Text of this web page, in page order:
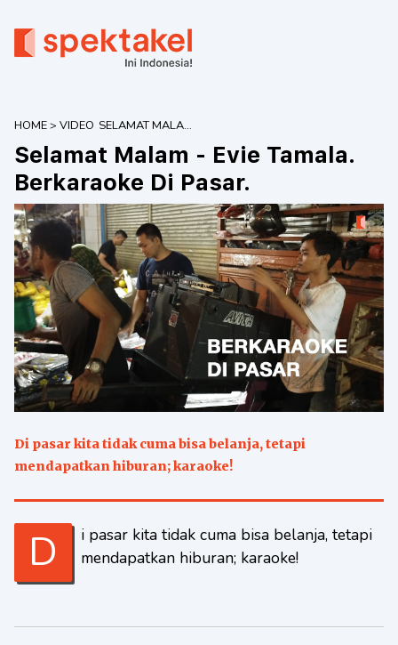
HOME> VIDEO SELAMAT MALAM
- EVIE TAMALA.
BERKARAOKE DI
PASAR.
Selamat Malam - Evie Tamala.
Berkaraoke Di Pasar.
Di pasar kita tidak cuma bisa belanja, tetapi
mendapatkan hiburan; karaoke!
Di pasar kita tidak cuma bisa belanja, tetapi mendapatkan hiburan; karaoke!